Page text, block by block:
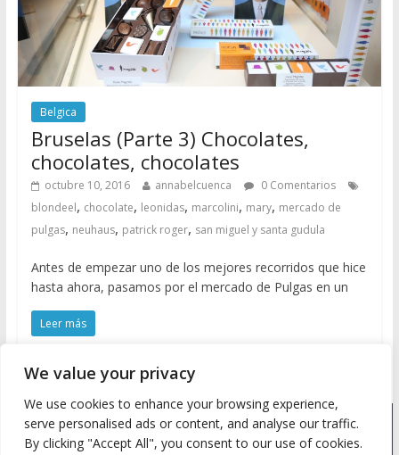
We value your privacy
We use cookies to enhance your browsing experience,
serve personalised ads or content, and analyse our traffic.
By clicking "Accept All", you consent to our use of cookies.
Belgica
Bruselas (Parte 3) Chocolates,
chocolates, chocolates
octubre 10, 2016 annabelcuenca
0 Comentarios
blondeel, chocolate, leonidas, marcolini, mary, mercado de
pulgas, neuhaus, patrick roger, san miguel y santa gudula
Antes de empezar uno de los mejores recorridos que hice
hasta ahora, pasamos por el mercado de Pulgas en un
Leer más
Copyright © 2026Meine Wanderlust. Todos los derechos
reservados.